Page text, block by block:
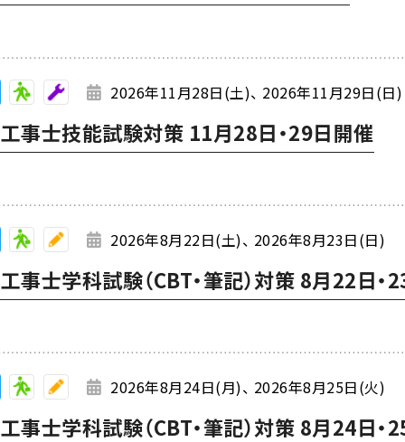
2026年11月28日(土) 2026年11月29日(日)
事士技能試験対策 11月28日・29日開催
2026年8月22日(土) 2026年8月23日(日)
事士学科試験（CBT・筆記）対策 8月22日・
2026年8月24日(月) 2026年8月25日(火)
事士学科試験（CBT・筆記）対策 8月24日・